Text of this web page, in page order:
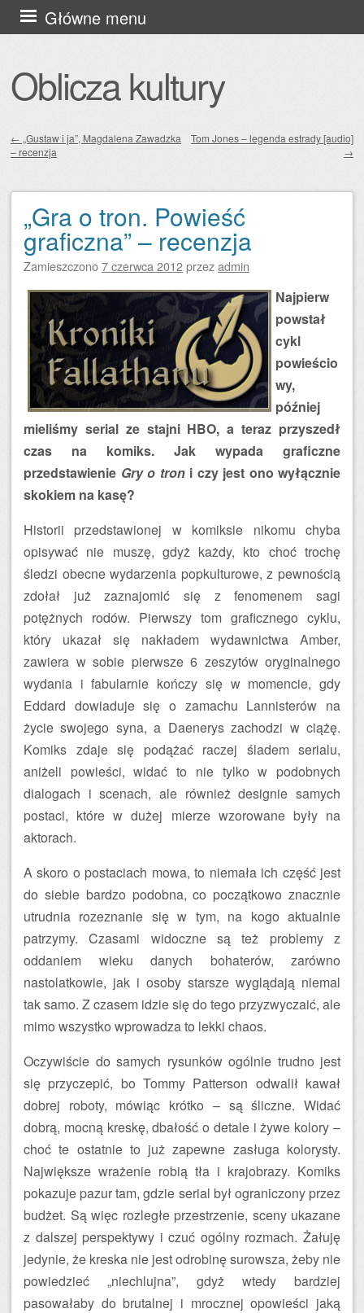
Oblicza kultury
Główne menu
Przejdź
do
Zobacz wpisy
← „Gustaw i ja”, Magdalena Zawadzka
– recenzja
Tom Jones – legenda estrady [audio]
→
„Gra o tron. Powieść
graficzna” – recenzja
Zamieszczono7 czerwca 2012przezadmin
Najpierw
powstał
cykl
powieścio
wy,
później
mieliśmy serial ze stajni HBO, a teraz przyszedł
czas na komiks. Jak wypada graficzne
przedstawienie Gry o troni czy jest ono wyłącznie
skokiem na kasę?
Historii przedstawionej w komiksie nikomu chyba
opisywać nie muszę, gdyż każdy, kto choć trochę
śledzi obecne wydarzenia popkulturowe, z pewnością
zdołał już zaznajomić się z fenomenem sagi
potężnych rodów. Pierwszy tom graficznego cyklu,
który ukazał się nakładem wydawnictwa Amber,
zawiera w sobie pierwsze 6 zeszytów oryginalnego
wydania i fabularnie kończy się w momencie, gdy
Eddard dowiaduje się o zamachu Lannisterów na
życie swojego syna, a Daenerys zachodzi w ciążę.
Komiks zdaje się podążać raczej śladem serialu,
aniżeli powieści, widać to nie tylko w podobnych
dialogach i scenach, ale również designie samych
postaci, które w dużej mierze wzorowane były na
aktorach.
A skoro o postaciach mowa, to niemała ich część jest
do siebie bardzo podobna, co początkowo znacznie
utrudnia rozeznanie się w tym, na kogo aktualnie
patrzymy. Czasami widoczne są też problemy z
oddaniem wieku danych bohaterów, zarówno
nastolatkowie, jak i osoby starsze wyglądają niemal
tak samo. Z czasem idzie się do tego przyzwyczaić, ale
mimo wszystko wprowadza to lekki chaos.
Oczywiście do samych rysunków ogólnie trudno jest
się przyczepić, bo Tommy Patterson odwalił kawał
dobrej roboty, mówiąc krótko – są śliczne. Widać
dobrą, mocną kreskę, dbałość o detale i żywe kolory –
choć te ostatnie to już zapewne zasługa kolorysty.
Największe wrażenie robią tła i krajobrazy. Komiks
pokazuje pazur tam, gdzie serial był ograniczony przez
budżet. Są więc rozległe przestrzenie, sceny ukazane
z dalszej perspektywy i czuć ogólny rozmach. Żałuję
jedynie, że kreska nie jest odrobinę surowsza, żeby nie
powiedzieć „niechlujna”, gdyż wtedy bardziej
pasowałaby do brutalnej i mrocznej opowieści jaką